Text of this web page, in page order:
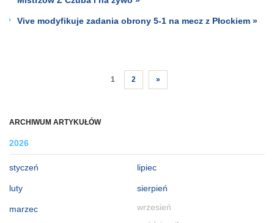
ARCHIWUM ARTYKUŁÓW
2026
styczeń
luty
marzec
lipiec
sierpień
wrzesień
Vive modyfikuje zadania obrony 5-1 na mecz z Płockiem »
1 2 »